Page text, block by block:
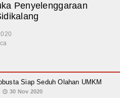
Penyelenggaraan
Siap Seduh Olahan UMKM
30 Nov 2020